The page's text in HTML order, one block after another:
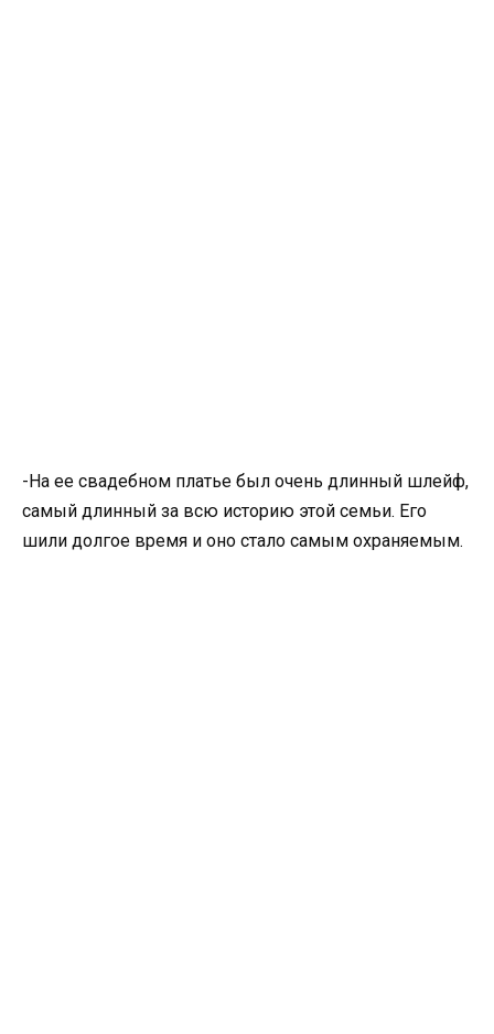
-На ее свадебном платье был очень длинный шлейф,
самый длинный за всю историю этой семьи. Его
шили долгое время и оно стало самым охраняемым.